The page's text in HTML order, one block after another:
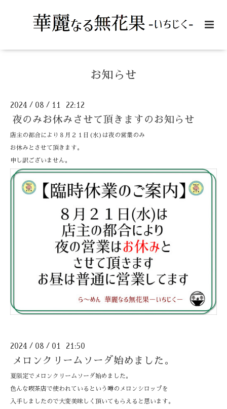
お知らせ
2024 / 08 / 11 22:12
夜のみお休みさせて頂きますのお知らせ
店主の都合により８月２１日(水)は夜の営業のみ
お休みとさせて頂きます。
申し訳ございません。
2024 / 08 / 01 21:50
メロンクリームソーダ始めました。
夏限定でメロンクリームソーダ始めました。
色んな喫茶店で使われているという噂のメロンシロップを
入手しましたので大変美味しく頂いてもらえると思います。